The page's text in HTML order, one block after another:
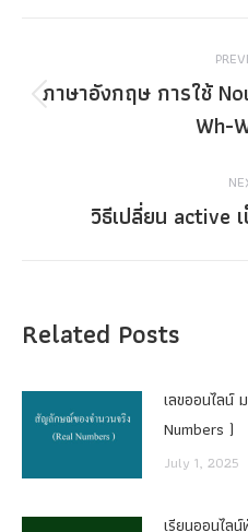
navigation
ภาษาอังกฤษ การใช้
Wh-
วิธีเปลี่ยน active
Related Posts
เลขออนไลน์
Numbers )
July 1, 2025
เรียนออนไล